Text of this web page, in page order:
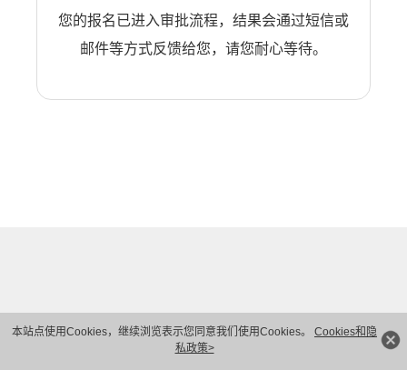
本站点使用Cookies，继续浏览表示您同意我们使用Cookies。 Cookies和隐
私政策>
您的报名已进入审批流程，结果会通过短信或
邮件等方式反馈给您，请您耐心等待。